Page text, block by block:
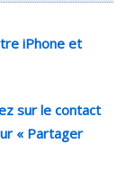
iPhone et
sur le contact
« Partager